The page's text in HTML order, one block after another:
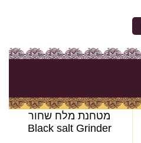
מטחנת מלח שחור
Black salt Grinder